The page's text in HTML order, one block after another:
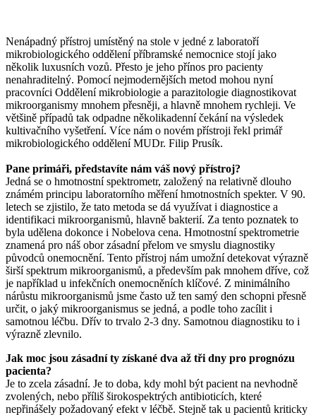
Nenápadný přístroj umístěný na stole v jedné z laboratoří
mikrobiologického oddělení příbramské nemocnice stojí jako
několik luxusních vozů. Přesto je jeho přínos pro pacienty
nenahraditelný. Pomocí nejmodernějších metod mohou nyní
pracovníci Oddělení mikrobiologie a parazitologie diagnostikovat
mikroorganismy mnohem přesněji, a hlavně mnohem rychleji. Ve
většině případů tak odpadne několikadenní čekání na výsledek
kultivačního vyšetření. Více nám o novém přístroji řekl primář
mikrobiologického oddělení MUDr. Filip Prusík.
Pane primáři, představíte nám váš nový přístroj?
Jedná se o hmotnostní spektrometr, založený na relativně dlouho
známém principu laboratorního měření hmotnostních spekter. V 90.
letech se zjistilo, že tato metoda se dá využívat i diagnostice a
identifikaci mikroorganismů, hlavně bakterií. Za tento poznatek to
byla udělena dokonce i Nobelova cena. Hmotnostní spektrometrie
znamená pro náš obor zásadní přelom ve smyslu diagnostiky
původců onemocnění. Tento přístroj nám umožní detekovat výrazně
širší spektrum mikroorganismů, a především pak mnohem dříve, což
je například u infekčních onemocněních klíčové. Z minimálního
nárůstu mikroorganismů jsme často už ten samý den schopni přesně
určit, o jaký mikroorganismus se jedná, a podle toho zacílit i
samotnou léčbu. Dřív to trvalo 2-3 dny. Samotnou diagnostiku to i
výrazně zlevnilo.
Jak moc jsou zásadní ty získané dva až tři dny pro prognózu
pacienta?
Je to zcela zásadní. Je to doba, kdy mohl být pacient na nevhodně
zvolených, nebo příliš širokospektrých antibioticích, které
nepřinášely požadovaný efekt v léčbě. Stejně tak u pacientů kriticky